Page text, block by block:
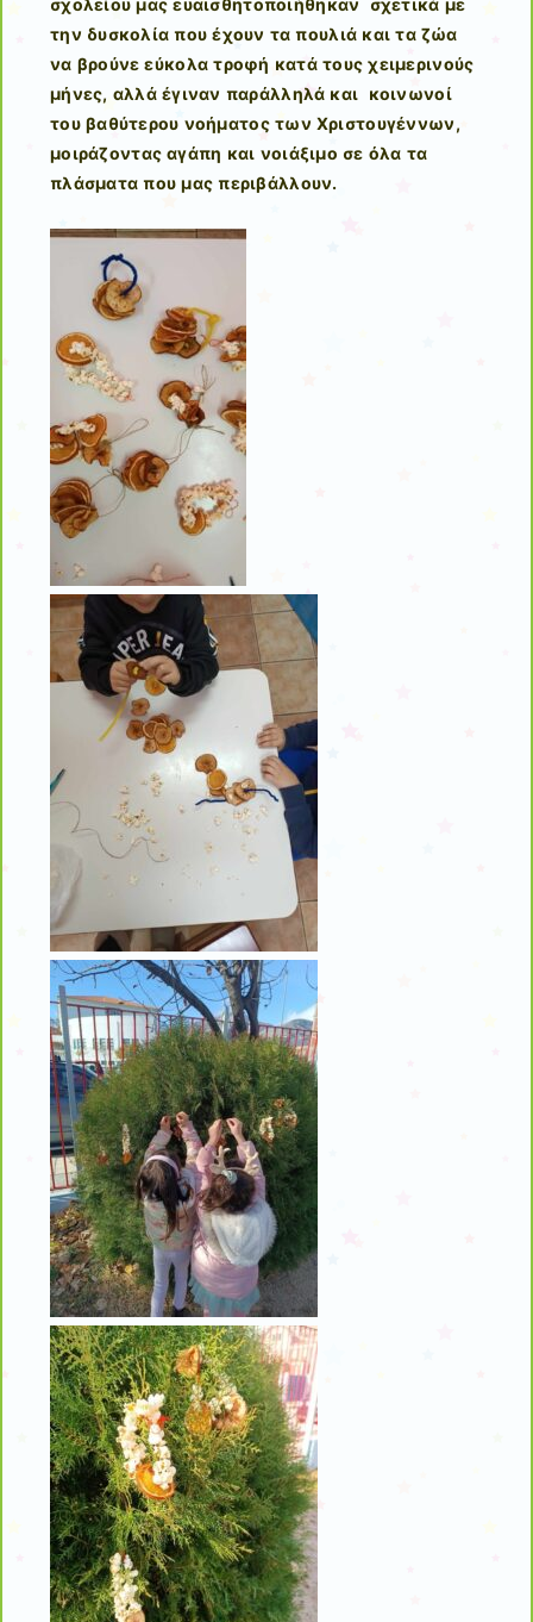
σχολείου μας ευαισθητοποιήθηκαν σχετικά με
την δυσκολία που έχουν τα πουλιά και τα ζώα
να βρούνε εύκολα τροφή κατά τους χειμερινούς
μήνες, αλλά έγιναν παράλληλά και κοινωνοί
του βαθύτερου νοήματος των Χριστουγέννων,
μοιράζοντας αγάπη και νoιάξιμο σε όλα τα
πλάσματα που μας περιβάλλουν.